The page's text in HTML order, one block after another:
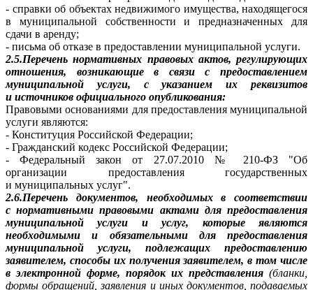
- справки об объектах недвижимого имущества, находящегося
в муниципальной собственности и предназначенных для
сдачи в аренду;
- письма об отказе в предоставлении муниципальной услуги.
2.5.Перечень нормативных правовых актов, регулирующих
отношения, возникающие в связи с предоставлением
муниципальной услуги, с указанием их реквизитов
и источников официального опубликования:
Правовыми основаниями для предоставления муниципальной
услуги являются:
- Конституция Российской Федерации;
- Гражданский кодекс Российской Федерации;
- Федеральный закон от 27.07.2010 № 210-ФЗ "Об
организации предоставления государственных
и муниципальных услуг".
2.6.Перечень документов, необходимых в соответствии
с нормативными правовыми актами для предоставления
муниципальной услуги и услуг, которые являются
необходимыми и обязательными для предоставления
муниципальной услуги, подлежащих предоставлению
заявителем, способы их получения заявителем, в том числе
в электронной форме, порядок их представления (бланки,
формы обращений, заявления и иных документов, подаваемых